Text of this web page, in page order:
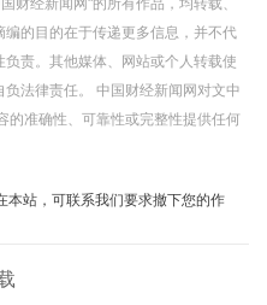
财经新闻网"的所有作品，均转载、
的目的在于传递更多信息，并不代
责。其他媒体、网站或个人转载使
法律责任。 中国财经新闻网对文中
的准确性、可靠性或完整性提供任何
本站，可联系我们要求撤下您的作